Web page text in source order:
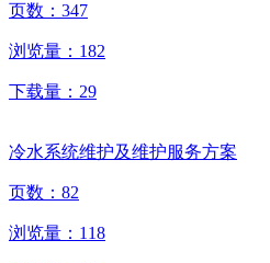
页数： 347
浏览量： 182
下载量： 29
冷水系统维护及维护服务方案
页数： 82
浏览量： 118